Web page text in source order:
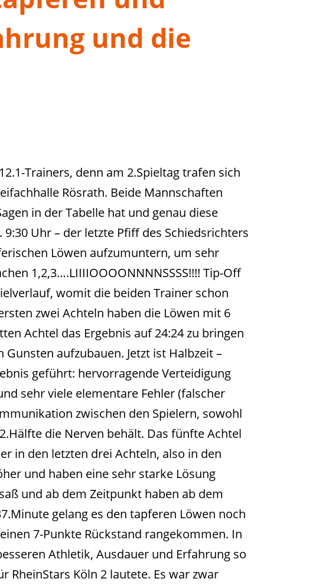
und die
Trainers, denn am 2.Spieltag trafen sich
Rösrath. Beide Mannschaften
in der Tabelle hat und genau diese
Uhr – der letzte Pfiff des Schiedsrichters
Löwen aufzumuntern, um sehr
1,2,3….LIIIIOOOONNNNSSSS!!!! Tip-Off
womit die beiden Trainer schon
zwei Achteln haben die Löwen mit 6
Achtel das Ergebnis auf 24:24 zu bringen
aufzubauen. Jetzt ist Halbzeit –
geführt: hervorragende Verteidigung
sehr viele elementare Fehler (falscher
zwischen den Spielern, sowohl
die Nerven behält. Das fünfte Achtel
in den letzten drei Achteln, also in den
und haben eine sehr starke Lösung
und ab dem Zeitpunkt haben ab dem
gelang es den tapferen Löwen noch
7-Punkte Rückstand rangekommen. In
Athletik, Ausdauer und Erfahrung so
RheinStars Köln 2 lautete. Es war zwar